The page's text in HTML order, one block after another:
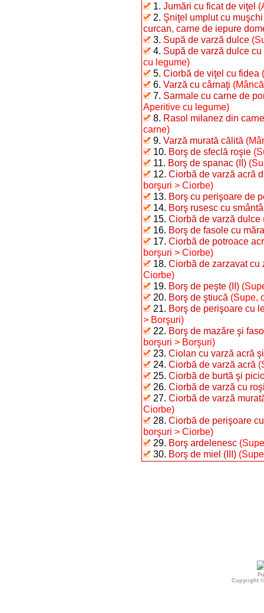
1. Jumări cu ficat de viţel
2. Şniţel umplut cu
curcan, carne de iepure
3. Supă de varză dulce
4. Supă de varză dulce
cu legume)
5. Ciorbă de viţel cu fidea
6. Varză cu cârnaţi
7. Sarmale cu carne de
Aperitive cu legume)
8. Rasol milanez din
carne)
9. Varză murată călită
10. Borş de sfeclă roşie
11. Borş de spanac (II)
12. Ciorbă de varză acră
borşuri > Ciorbe)
13. Borş cu perişoare de
14. Borş rusesc cu
15. Ciorbă de varză dulce
16. Borş de fasole cu
17. Ciorbă de potroace
borşuri > Ciorbe)
18. Ciorbă de zarzavat cu
Ciorbe)
19. Borş de peşte (II)
20. Borş de ştiucă (Supe,
21. Borş de perişoare cu
> Borşuri)
22. Borş de mazăre şi
borşuri > Borşuri)
23. Ciolan cu varză acră
24. Ciorbă de varză acră
25. Ciorbă de burtă şi
26. Ciorbă de varză cu
27. Ciorbă de varză
Ciorbe)
28. Ciorbă de perişoare
borşuri > Ciorbe)
29. Borş ardelenesc
30. Borş de miel (III)
Copyright